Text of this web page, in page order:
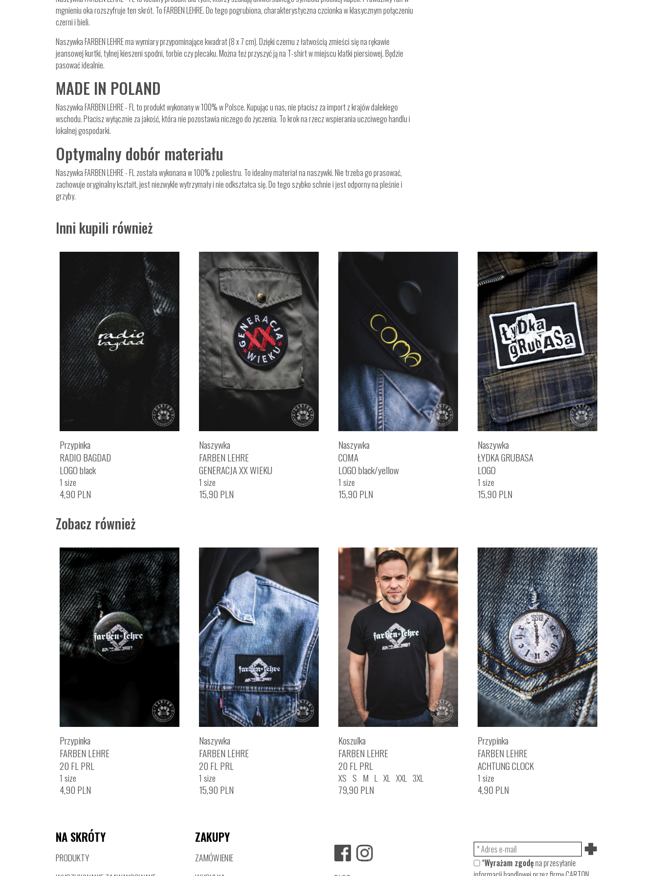
mgnieniu oka rozszyfruje ten skrót. To FARBEN LEHRE. Do tego pogrubiona, charakterystyczna czcionka w klasycznym połączeniu
czerni i bieli.
Naszywka FARBEN LEHRE ma wymiary przypominające kwadrat (8 x 7 cm). Dzięki czemu z łatwością zmieści się na rękawie
jeansowej kurtki, tylnej kieszeni spodni, torbie czy plecaku. Można też przyszyć ją na T-shirt w miejscu klatki piersiowej. Będzie
pasować idealnie.
MADE IN POLAND
Naszywka FARBEN LEHRE - FL to produkt wykonany w 100% w Polsce. Kupując u nas, nie płacisz za import z krajów dalekiego
wschodu. Płacisz wyłącznie za jakość, która nie pozostawia niczego do życzenia. To krok na rzecz wspierania uczciwego handlu i
lokalnej gospodarki.
Optymalny dobór materiału
Naszywka FARBEN LEHRE - FL została wykonana w 100% z poliestru. To idealny materiał na naszywki. Nie trzeba go prasować,
zachowuje oryginalny kształt, jest niezwykle wytrzymały i nie odkształca się. Do tego szybko schnie i jest odporny na pleśnie i
grzyby.
Inni kupili również
Przypinka
RADIO BAGDAD
LOGO black
1 size
4,90 PLN
Naszywka
FARBEN LEHRE
GENERACJA XX WIEKU
1 size
15,90 PLN
Naszywka
COMA
LOGO black/yellow
1 size
15,90 PLN
Naszywka
ŁYDKA GRUBASA
LOGO
1 size
15,90 PLN
Zobacz również
Przypinka
FARBEN LEHRE
20 FL PRL
1 size
4,90 PLN
Naszywka
FARBEN LEHRE
20 FL PRL
1 size
15,90 PLN
Koszulka
FARBEN LEHRE
20 FL PRL
XS S M L XL XXL 3XL
79,90 PLN
Przypinka
FARBEN LEHRE
ACHTUNG CLOCK
1 size
4,90 PLN
NA SKRÓTY
PRODUKTY
ZAKUPY
ZAMÓWIENIE
*Wyrażam zgodęna przesyłanie